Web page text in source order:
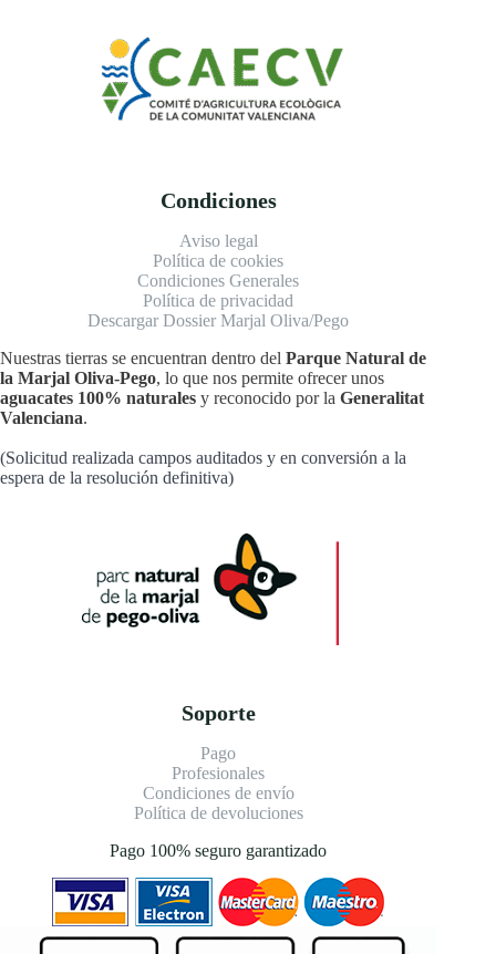
Condiciones
Aviso legal
Política de cookies
Condiciones Generales
Política de privacidad
Descargar Dossier Marjal Oliva/Pego
Nuestras tierras se encuentran dentro del Parque Natural de
la Marjal Oliva-Pego, lo que nos permite ofrecer unos
aguacates 100% naturales y reconocido por la Generalitat
Valenciana.
(Solicitud realizada campos auditados y en conversión a la
espera de la resolución definitiva)
Soporte
Pago
Profesionales
Condiciones de envío
Política de devoluciones
Pago 100% seguro garantizado